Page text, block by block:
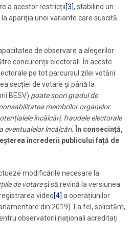
a acestor restricții[3], stabilind un
apariția unei variante care suscită
de observare a alegerilor
concurenții electorali. În aceste
pe tot parcursul zilei votării
secției de votare și până la
BESV) poate spori gradul de
membrilor organelor
încălcări, fraudele electorale
eventualelor încălcări. În consecință,
încrederii publicului față de
modificările necesare la
de votareși să revină la versiunea
video[4] a operațiunilor
din 2019). La fel, solicităm,
observatorii naționali acreditați